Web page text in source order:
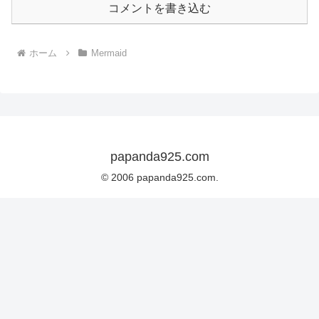
コメントを書き込む
ホーム Mermaid
papanda925.com
© 2006 papanda925.com.